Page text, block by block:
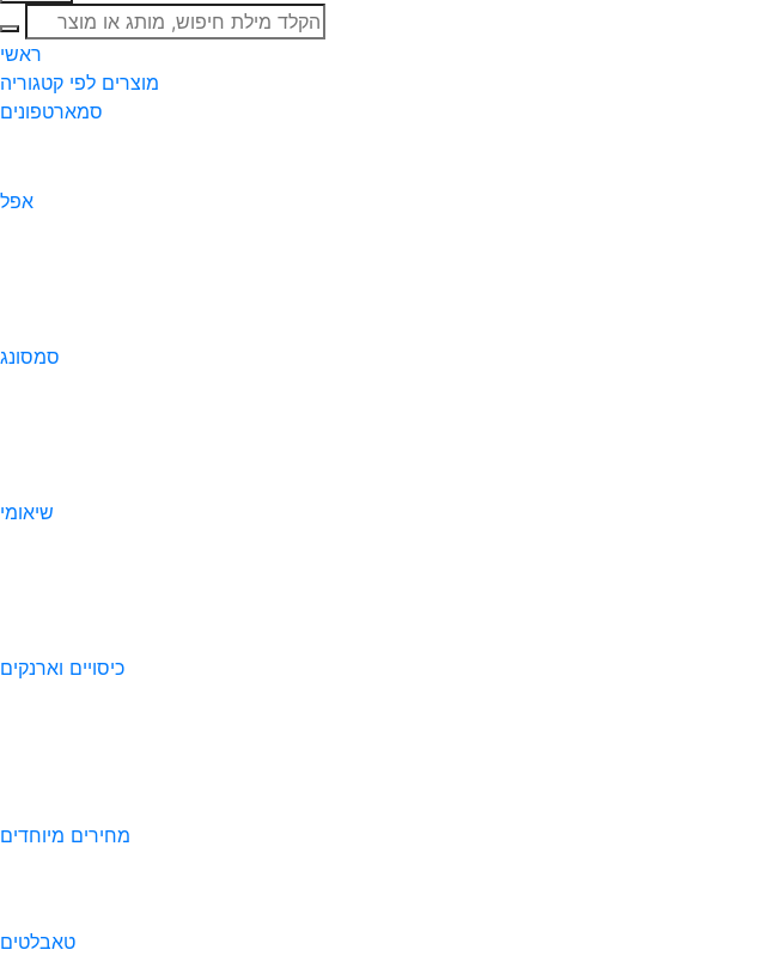
חיפוש
ראשי
מוצרים לפי קטגוריה
סמארטפונים
אפל
סמסונג
שיאומי
כיסויים וארנקים
מחירים מיוחדים
טאבלטים